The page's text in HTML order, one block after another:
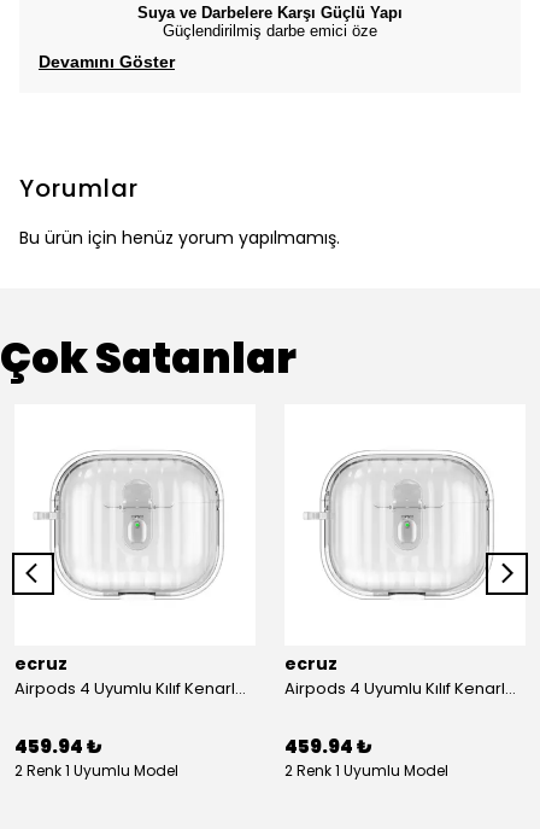
Suya ve Darbelere Karşı Güçlü Yapı
Güçlendirilmiş darbe emici öze
Devamını Göster
Yorumlar
Bu ürün için henüz yorum yapılmamış.
Çok Satanlar
ecruz
Airpods 4 Uyumlu Kılıf Kenarları Renkli Şeffaf Dilimli Silikon Ecruz Airbag 40 Uyumlu Kılıf
459.94 ₺
2 Renk 1 Uyumlu Model
ecruz
Airpods 4 Uyumlu Kılıf Kenarları Renkli Şeffaf Dilimli Silikon Ecruz Airbag 40 Uyumlu Kılıf
459.94 ₺
2 Renk 1 Uyumlu Model